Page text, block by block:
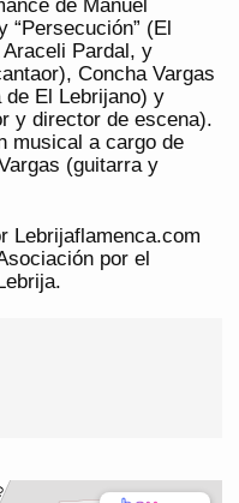
de Manuel
“Persecución” (El
Pardal, y
Concha Vargas
de El Lebrijano) y
y director de escena).
musical a cargo de
(guitarra y
Lebrijaflamenca.com
por el